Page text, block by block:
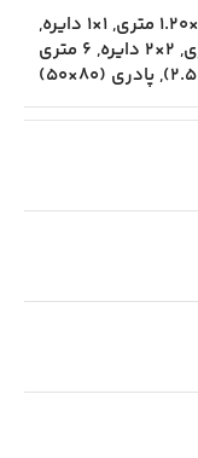
,1×1 دایره
,
, 2×2 دایره ,
6 متری
,پادری (80×50)